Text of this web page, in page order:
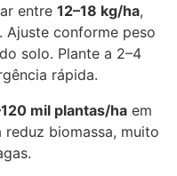
entre 12–18 kg/ha,
. Ajuste conforme peso
solo. Plante a 2–4
rápida.
mil plantas/ha em
biomassa, muito